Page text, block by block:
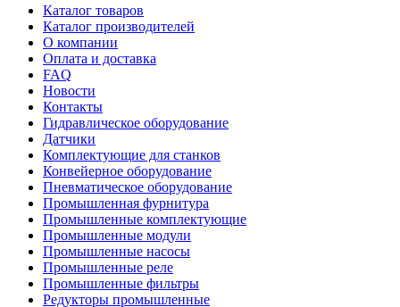
Каталог товаров
Каталог производителей
О компании
Оплата и доставка
FAQ
Новости
Контакты
Гидравлическое оборудование
Датчики
Комплектующие для станков
Конвейерное оборудование
Пневматическое оборудование
Промышленная фурнитура
Промышленные комплектующие
Промышленные модули
Промышленные насосы
Промышленные реле
Промышленные фильтры
Редукторы промышленные